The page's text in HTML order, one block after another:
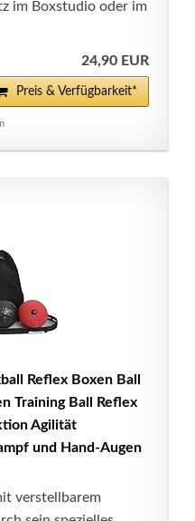
im Boxstudio oder im
24,90 EUR
Preis & Verfügbarkeit*
Reflex Boxen Ball
Training Ball Reflex
Agilität
und Hand-Augen
verstellbarem